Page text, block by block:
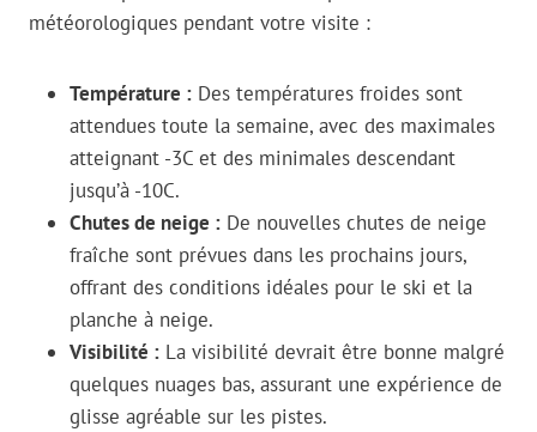
météorologiques pendant votre visite :
Température : Des températures froides sont
attendues toute la semaine, avec des maximales
atteignant -3C et des minimales descendant
jusqu’à -10C.
Chutes de neige : De nouvelles chutes de neige
fraîche sont prévues dans les prochains jours,
offrant des conditions idéales pour le ski et la
planche à neige.
Visibilité : La visibilité devrait être bonne malgré
quelques nuages bas, assurant une expérience de
glisse agréable sur les pistes.